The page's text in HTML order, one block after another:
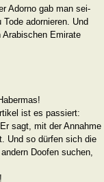
Adorno gab man sei­
adornieren. Und
Emirate
ist es passiert:
sagt, mit der Annahme
Und so dürfen sich die
Doofen suchen,